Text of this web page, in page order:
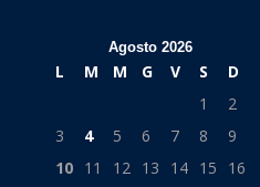
Agosto 2026
L M M G V S
D
1
2
3
4 5 6 7 8
9
10 11 12 13 14 15 16